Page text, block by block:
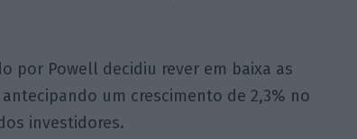
por Powell decidiu rever em baixa as
um crescimento de 2,3% no
investidores.